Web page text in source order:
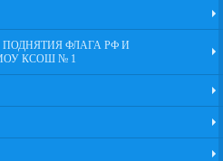
ФЛАГА РФ И
КСОШ № 1